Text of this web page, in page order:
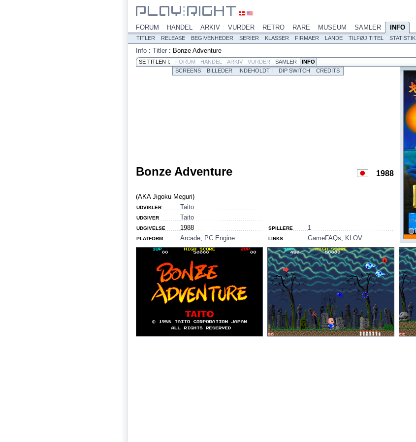
FORUM HANDEL ARKIV VURDER RETRO RARE MUSEUM SAMLER INFO
TITLER RELEASE BEGIVENHEDER SERIER KLASSER FIRMAER LANDE TILFØJ TITEL STATISTIK
Info : Titler : Bonze Adventure
SE TITLEN I: FORUM HANDEL ARKIV VURDER SAMLER INFO
SCREENS
BILLEDER INDEHOLDT I DIP SWITCH CREDITS
Bonze Adventure 1988
(AKA Jigoku Meguri)
UDVIKLER Taito
UDGIVER Taito
UDGIVELSE 1988
PLATFORM Arcade, PC Engine
SPILLERE 1
LINKS GameFAQs, KLOV